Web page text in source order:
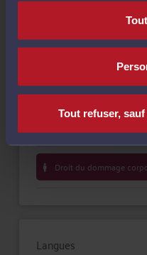
Tout refuser,
Compétences
Procédure d'appel
Droit du dommage
Langues